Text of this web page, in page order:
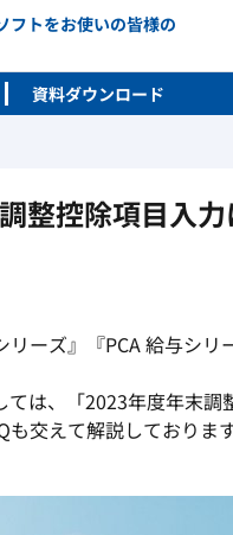
フトをお使いの皆様の
資料ダウンロード
整控除項目入
ーズ』『PCA 給与シ
は、「2023年度年末調
も交えて解説しておりま